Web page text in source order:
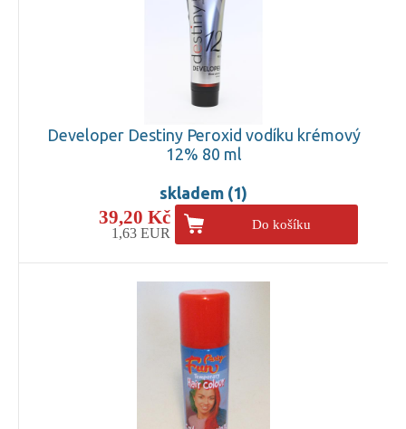
Developer Destiny Peroxid vodíku krémový
12% 80 ml
skladem (1)
39,20 Kč
1,63 EUR
Do košíku